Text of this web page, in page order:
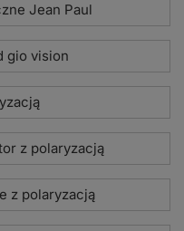
Jean Paul
gio vision
z polaryzacją
z polaryzacją